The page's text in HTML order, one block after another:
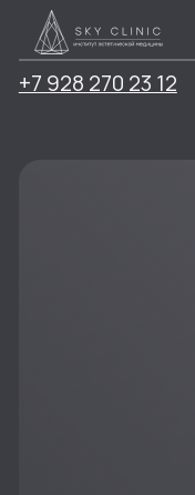
+7 928 270 23 12